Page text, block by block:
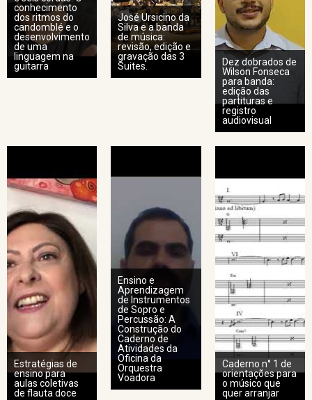
conhecimento
dos ritmos do
candomblé e o
desenvolvimento
de uma
linguagem na
guitarra
José Ursicino da
Silva e a banda
de música:
revisão, edição e
gravação das 3
Suites.
Dez dobrados de
Wilson Fonseca
para banda:
edição das
partituras e
registro
audiovisual
Estratégias de
ensino para
aulas coletivas
de flauta doce
Ensino e
Aprendizagem
de Instrumentos
de Sopro e
Percussão: A
Construção do
Caderno de
Atividades da
Oficina da
Orquestra
Voadora
Caderno n° 1 de
orientações para
o músico que
quer arranjar